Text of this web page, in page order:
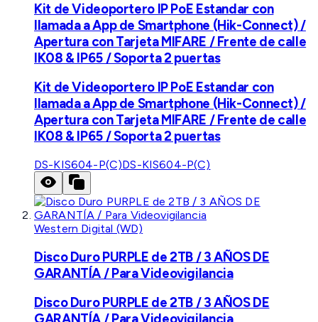
Kit de Videoportero IP PoE Estandar con
llamada a App de Smartphone (Hik-Connect) /
Apertura con Tarjeta MIFARE / Frente de calle
IK08 & IP65 / Soporta 2 puertas
Kit de Videoportero IP PoE Estandar con
llamada a App de Smartphone (Hik-Connect) /
Apertura con Tarjeta MIFARE / Frente de calle
IK08 & IP65 / Soporta 2 puertas
DS-KIS604-P(C)DS-KIS604-P(C)
Western Digital (WD)
Disco Duro PURPLE de 2TB / 3 AÑOS DE
GARANTÍA / Para Videovigilancia
Disco Duro PURPLE de 2TB / 3 AÑOS DE